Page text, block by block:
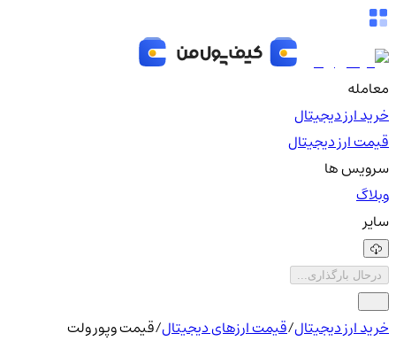
معامله
خرید ارز دیجیتال
قیمت ارز دیجیتال
سرویس ها
وبلاگ
سایر
درحال بارگذاری...
خرید ارز دیجیتال/قیمت ارزهای دیجیتال/قیمت وپور ولت